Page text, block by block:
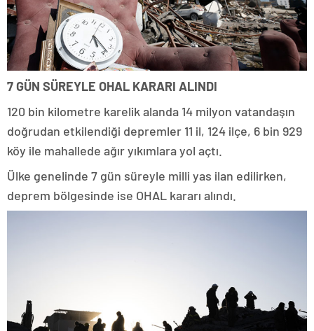
7 GÜN SÜREYLE OHAL KARARI ALINDI
120 bin kilometre karelik alanda 14 milyon vatandaşın
doğrudan etkilendiği depremler 11 il, 124 ilçe, 6 bin 929
köy ile mahallede ağır yıkımlara yol açtı.
Ülke genelinde 7 gün süreyle milli yas ilan edilirken,
deprem bölgesinde ise OHAL kararı alındı.